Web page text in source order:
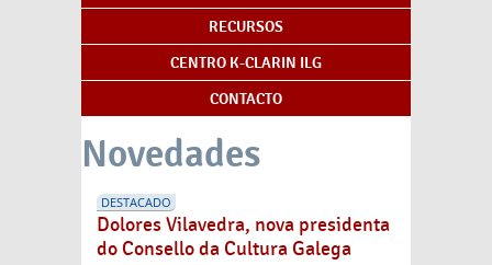
RECURSOS
CENTRO K-CLARIN ILG
CONTACTO
Novedades
DESTACADO
Dolores Vilavedra, nova presidenta
do Consello da Cultura Galega